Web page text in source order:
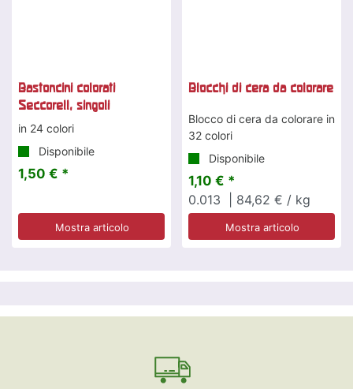
Bastoncini colorati
Seccorell, singoli
in 24 colori
Disponibile
1,50 € *
Mostra articolo
Blocchi di cera da colorare
Blocco di cera da colorare in
32 colori
Disponibile
1,10 € *
0.013
| 84,62 € / kg
Mostra articolo